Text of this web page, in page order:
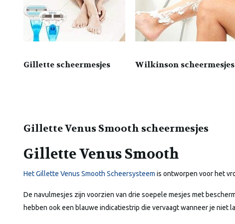
Gillette scheermesjes Wilkinson scheermesjes
Gillette Venus Smooth scheermesjes
Gillette Venus Smooth
Het Gillette Venus Smooth Scheersysteem is ontworpen voor het
De navulmesjes zijn voorzien van drie soepele mesjes met
hebben ook een blauwe indicatiestrip die vervaagt wanneer je niet